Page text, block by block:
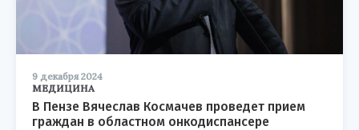
9 декабря 2024
МЕДИЦИНА
В Пензе Вячеслав Космачев проведет прием
граждан в областном онкодиспансере